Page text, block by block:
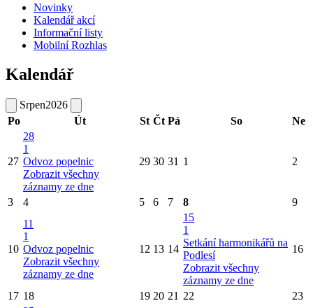
Novinky
Kalendář akcí
Informační listy
Mobilní Rozhlas
Kalendář
Srpen2026
Po
Út St Čt Pá So Ne
27
28
1
Odvoz popelnic
Zobrazit všechny
záznamy ze dne
29 30 31 1 2
3 4 5 6 7 8 9
10
11
1
Odvoz popelnic
Zobrazit všechny
záznamy ze dne
12 13 14
15
1
Setkání harmonikářů na
Podlesí
Zobrazit všechny
záznamy ze dne
16
17 18 19 20 21 22
23